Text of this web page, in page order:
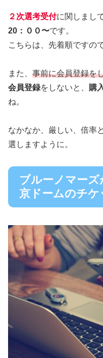
２次選考受付に関しまし
20：００〜です。
こちらは、先着順ですの
また、 事前に会員登録を
会員登録をしないと、 購
ね。
なかなか、厳しい、倍率
選しますように。
ブルーノマー
京ドームのチケ